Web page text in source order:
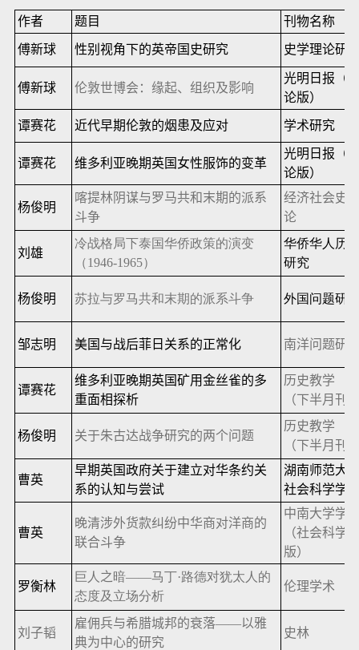
作者 题目 刊物名称
傅新球 性别视角下的英帝国史研究 史学理论研
傅新球 伦敦世博会：缘起、组织及影响
光明日报（
论版）
谭赛花 近代早期伦敦的烟患及应对 学术研究
谭赛花 维多利亚晚期英国女性服饰的变革
光明日报（
论版）
杨俊明
喀提林阴谋与罗马共和末期的派系
斗争
经济社会史
论
刘雄
冷战格局下泰国华侨政策的演变
（1946-1965）
华侨华人历
研究
杨俊明 苏拉与罗马共和末期的派系斗争 外国问题研
邹志明 美国与战后菲日关系的正常化 南洋问题研
谭赛花
维多利亚晚期英国矿用金丝雀的多
重面相探析
历史教学
（下半月刊
杨俊明 关于朱古达战争研究的两个问题
历史教学
（下半月刊
曹英
早期英国政府关于建立对华条约关
系的认知与尝试
湖南师范大
社会科学学
曹英
晚清涉外货款纠纷中华商对洋商的
联合斗争
中南大学学
（社会科学
版）
罗衡林
巨人 之暗——马丁·路德对犹太人的
态度及立场分析
伦理学术
刘子韬
雇佣兵与希腊城邦的衰落——以雅
典为中心的研究
史林